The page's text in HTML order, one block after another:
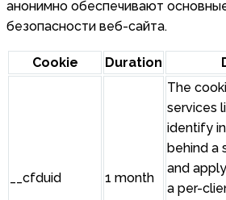
анонимно обеспечивают
безопасности веб-сайта.
Cookie Duration
__cfduid 1 month
The
services
identify
behind a
and
a per-